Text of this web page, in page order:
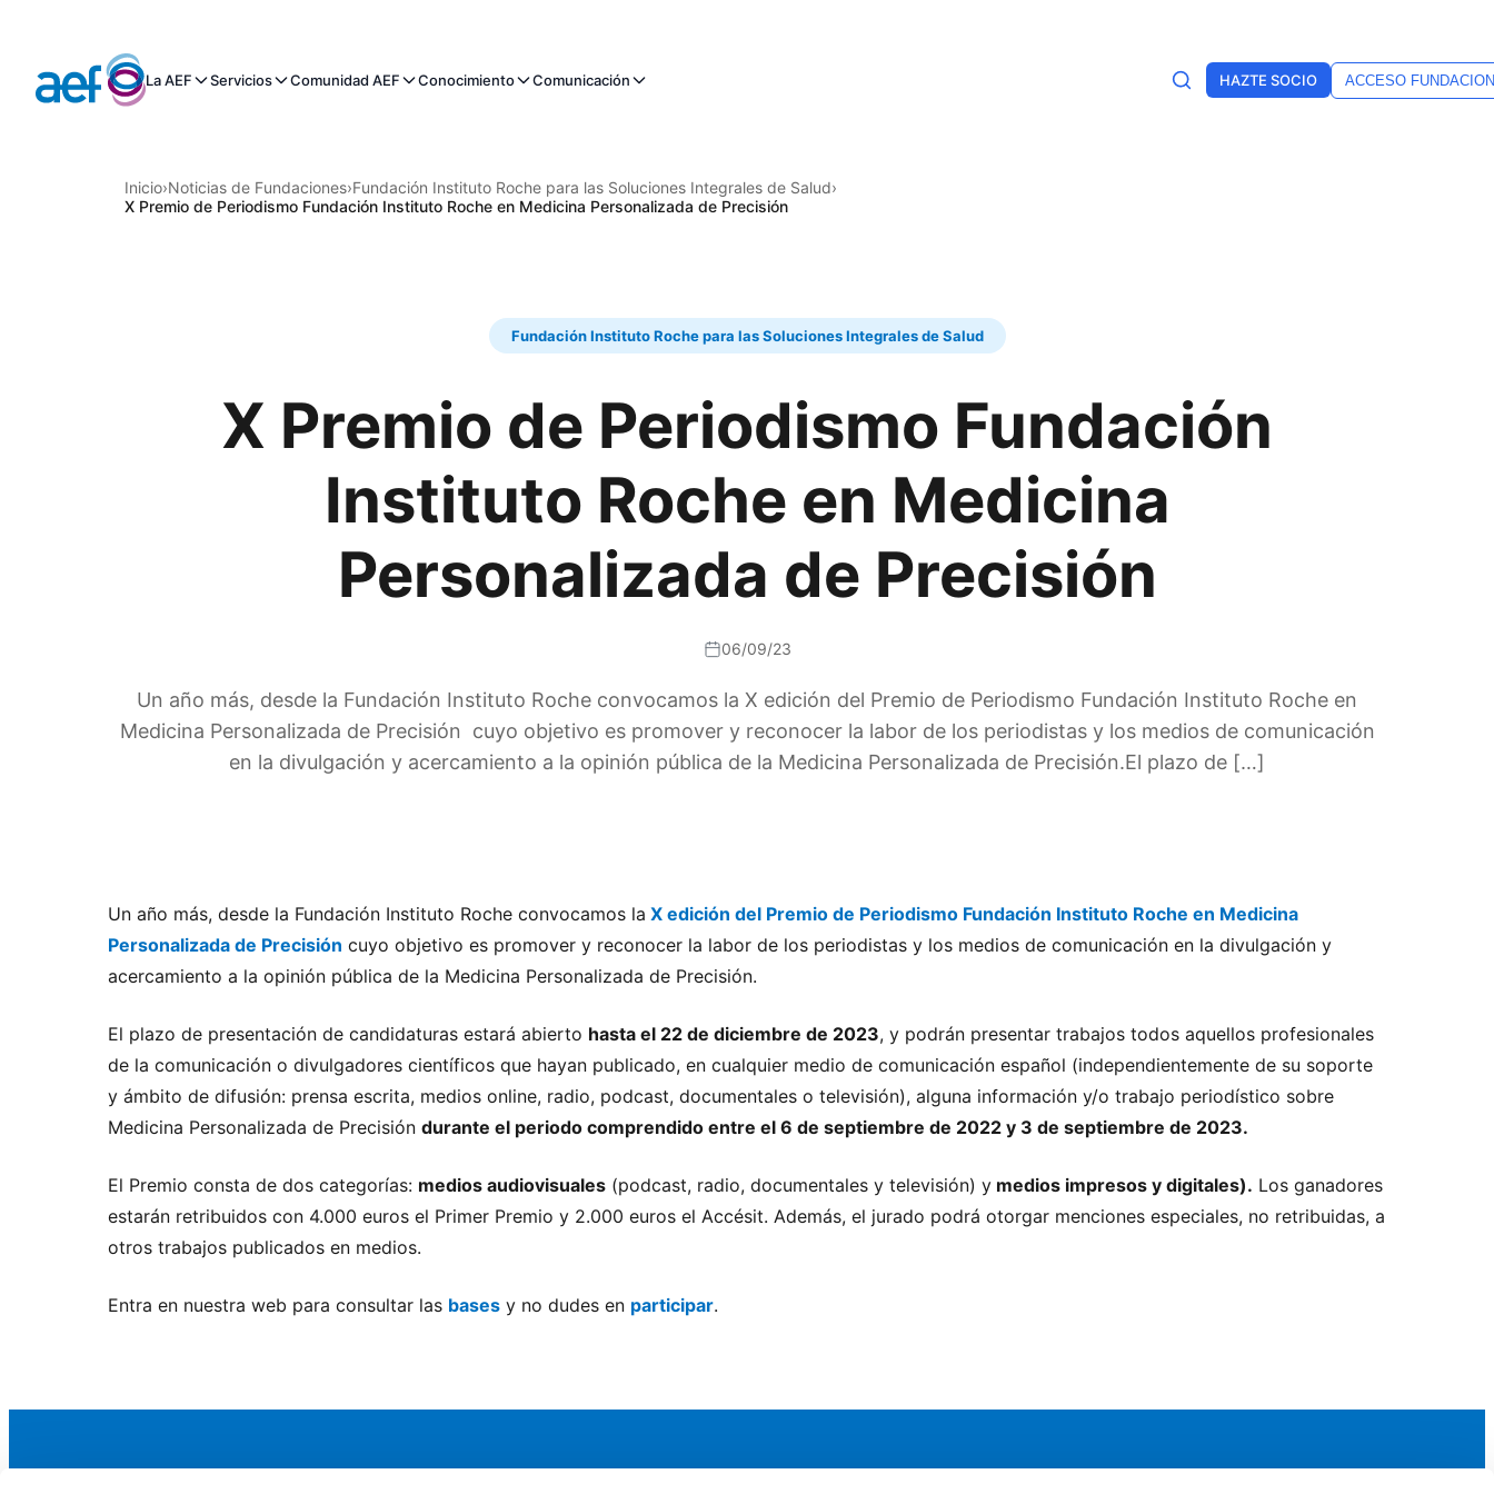
La AEF Servicios Comunidad AEF Conocimiento Comunicación HAZTE SOCIO ACCESO
Inicio›Noticias de Fundaciones›Fundación Instituto Roche para las Soluciones Integrales de Salud›
X Premio de Periodismo Fundación Instituto Roche en Medicina Personalizada de Precisión
Fundación Instituto Roche para las Soluciones Integrales de Salud
X Premio de Periodismo Fundación
Instituto Roche en Medicina
Personalizada de Precisión
06/09/23
Un año más, desde la Fundación Instituto Roche convocamos la X edición del Premio de Periodismo Fundación Instituto Roche en
Medicina Personalizada de Precisión cuyo objetivo es promover y reconocer la labor de los periodistas y los medios de comunicación
en la divulgación y acercamiento a la opinión pública de la Medicina Personalizada de Precisión.El plazo de […]
Un año más, desde la Fundación Instituto Roche convocamos la X edición del Premio de Periodismo Fundación Instituto Roche en Medicina
Personalizada de Precisión cuyo objetivo es promover y reconocer la labor de los periodistas y los medios de comunicación en la divulgación y
acercamiento a la opinión pública de la Medicina Personalizada de Precisión.
El plazo de presentación de candidaturas estará abierto hasta el 22 de diciembre de 2023, y podrán presentar trabajos todos aquellos profesionales
de la comunicación o divulgadores científicos que hayan publicado, en cualquier medio de comunicación español (independientemente de su soporte
y ámbito de difusión: prensa escrita, medios online, radio, podcast, documentales o televisión), alguna información y/o trabajo periodístico sobre
Medicina Personalizada de Precisión durante el periodo comprendido entre el 6 de septiembre de 2022 y 3 de septiembre de 2023.
El Premio consta de dos categorías: medios audiovisuales (podcast, radio, documentales y televisión) y medios impresos y digitales). Los ganadores
estarán retribuidos con 4.000 euros el Primer Premio y 2.000 euros el Accésit. Además, el jurado podrá otorgar menciones especiales, no retribuidas, a
otros trabajos publicados en medios.
Entra en nuestra web para consultar las bases y no dudes en participar.